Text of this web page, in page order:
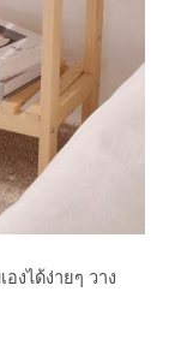
งได้ง่ายๆ วาง